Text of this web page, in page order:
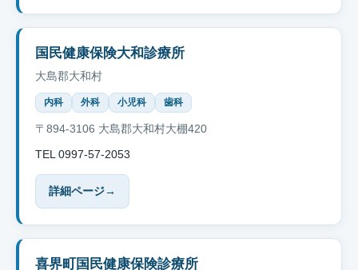
国民健康保険大和診療所
大島郡大和村
内科 外科 小児科 歯科
〒894-3106 大島郡大和村大棚420
TEL 0997-57-2053
詳細ページ→
喜界町国民健康保険診療所